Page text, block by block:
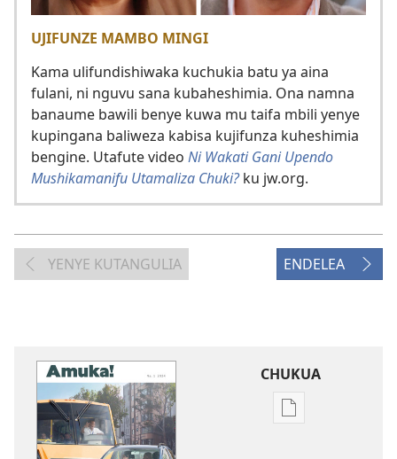
UJIFUNZE MAMBO MINGI
Kama ulifundishiwaka kuchukia batu ya aina
fulani, ni nguvu sana kubaheshimia. Ona namna
banaume bawili benye kuwa mu taifa mbili yenye
kupingana baliweza kabisa kujifunza kuheshimia
bengine. Utafute video Ni Wakati Gani Upendo
Mushikamanifu Utamaliza Chuki?ku jw.org.
YENYE KUTANGULIA ENDELEA
CHUKUA
Njia